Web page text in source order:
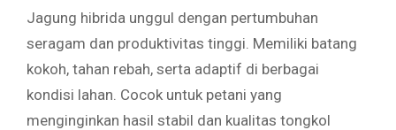
Jagung hibrida unggul dengan pertumbuhan
seragam dan produktivitas tinggi. Memiliki batang
kokoh, tahan rebah, serta adaptif di berbagai
kondisi lahan. Cocok untuk petani yang
menginginkan hasil stabil dan kualitas tongkol